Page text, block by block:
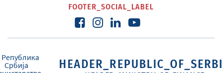
FOOTER_SOCIAL_LABEL